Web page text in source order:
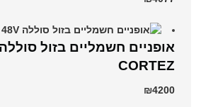
CORTEZ
₪4200